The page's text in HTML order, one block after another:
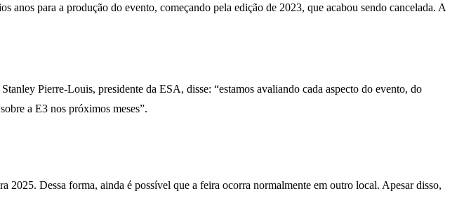
para a produção do evento, começando pela edição de 2023, que acabou sendo cancelada. A
Pierre-Louis, presidente da ESA, disse: “estamos avaliando cada aspecto do evento, do
a E3 nos próximos meses”.
Dessa forma, ainda é possível que a feira ocorra normalmente em outro local. Apesar disso,